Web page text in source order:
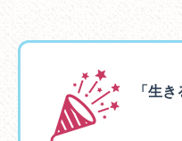
「生き